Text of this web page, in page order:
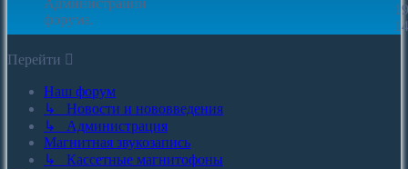
Администрации
форума.
Перейти
Наш форум
↳ Новости и нововведения
↳ Администрация
Магнитная звукозапись
↳ Кассетные магнитофоны